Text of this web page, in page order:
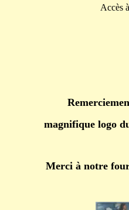
Accès à la
magnifique logo
Merci à notre